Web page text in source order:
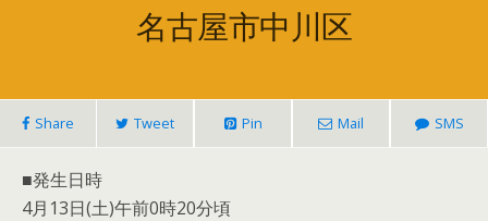
名古屋市中川区
Share Tweet Pin Mail SMS
■発生日時
4月13日(土)午前0時20分頃